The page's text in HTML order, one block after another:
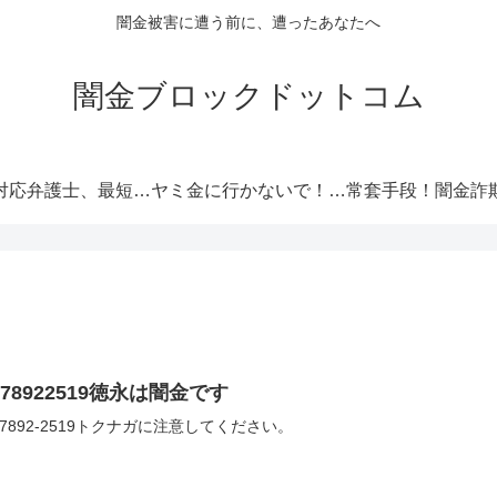
闇金被害に遭う前に、遭ったあなたへ
闇金ブロックドットコム
闇金対応弁護士、最短即日解決！ ヤミ金に行かないで！厳選オススメ消費者金融
徳永は闇金です
2519トクナガに注意してください。